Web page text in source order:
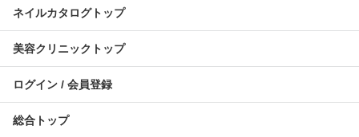
ネイルカタログトップ
美容クリニックトップ
ログイン / 会員登録
総合トップ